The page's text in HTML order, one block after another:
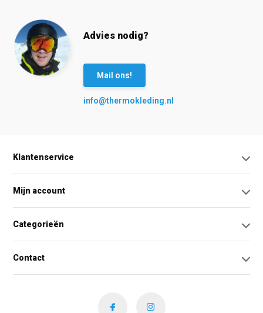
Advies nodig?
Mail ons!
info@thermokleding.nl
Klantenservice
Mijn account
Categorieën
Contact